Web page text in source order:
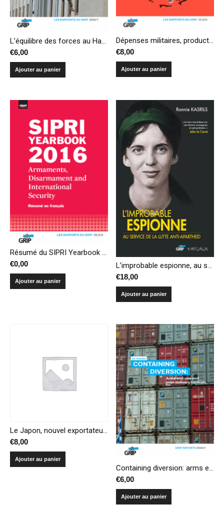
L’équilibre des forces au Haut-Karabakh : frictions, dissuasion et risque de déflagration
€6,00
Ajouter au panier
Dépenses militaires, production et transferts d’armes – Compendium 2016
€8,00
Ajouter au panier
€0,00
Ajouter au panier
€18,00
Ajouter au panier
Le Japon, nouvel exportateur d’armements : histoire, régulations et perspectives stratégiques
€8,00
Ajouter au panier
Containing diversion: arms end-use and post-delivery controls
€6,00
Ajouter au panier